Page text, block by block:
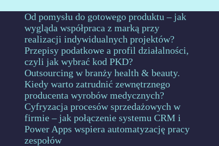
Od pomysłu do gotowego produktu – jak
wygląda współpraca z marką przy
realizacji indywidualnych projektów?
Przepisy podatkowe a profil działalności,
czyli jak wybrać kod PKD?
Outsourcing w branży health & beauty.
Kiedy warto zatrudnić zewnętrznego
producenta wyrobów medycznych?
Cyfryzacja procesów sprzedażowych w
firmie – jak połączenie systemu CRM i
Power Apps wspiera automatyzację pracy
zespołów